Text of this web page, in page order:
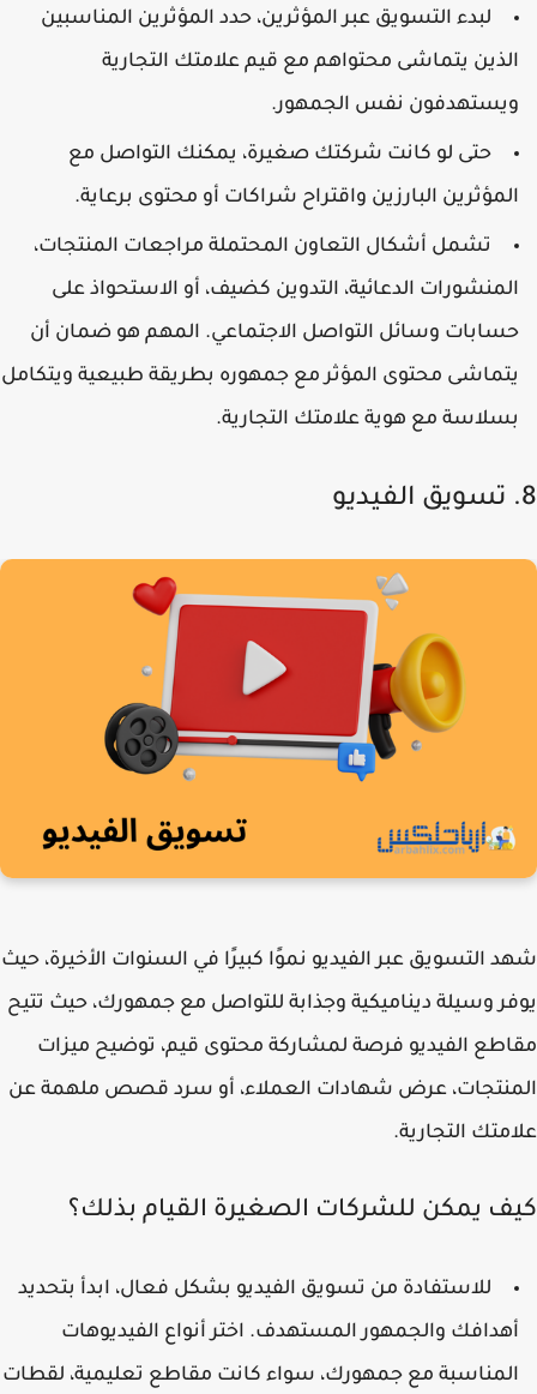
لبدء التسويق عبر المؤثرين، حدد المؤثرين المناسبين
يتماشى محتواهم مع قيم علامتك التجارية
نفس الجمهور.
حتى لو كانت شركتك صغيرة، يمكنك التواصل مع
البارزين واقتراح شراكات أو محتوى برعاية.
تشمل أشكال التعاون المحتملة مراجعات المنتجات،
الدعائية، التدوين كضيف، أو الاستحواذ على
وسائل التواصل الاجتماعي. المهم هو ضمان أن
محتوى المؤثر مع جمهوره بطريقة طبيعية ويتكامل
مع هوية علامتك التجارية.
التسويق عبر الفيديو نموًا كبيرًا في السنوات الأخيرة، حيث
وسيلة ديناميكية وجذابة للتواصل مع جمهورك، حيث تتيح
الفيديو فرصة لمشاركة محتوى قيم، توضيح ميزات
عرض شهادات العملاء، أو سرد قصص ملهمة عن
التجارية.
يمكن للشركات الصغيرة القيام بذلك؟
للاستفادة من تسويق الفيديو بشكل فعال، ابدأ بتحديد
والجمهور المستهدف. اختر أنواع الفيديوهات
مع جمهورك، سواء كانت مقاطع تعليمية، لقطات